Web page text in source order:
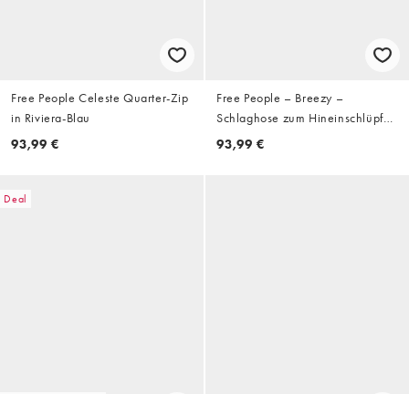
Free People Celeste Quarter-Zip
in Riviera-Blau
93,99 €
Free People – Breezy –
Schlaghose zum Hineinschlüpfen
in Senfgelb mit niedrigem Bund
93,99 €
Deal